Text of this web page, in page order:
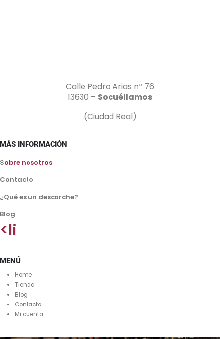
Calle Pedro Arias nº 76
13630 – Socuéllamos
(Ciudad Real)
MÁS INFORMACIÓN
Sobre nosotros
Contacto
¿Qué es un descorche?
Blog
<li
MENÚ
Home
Tienda
Blog
Contacto
Mi cuenta